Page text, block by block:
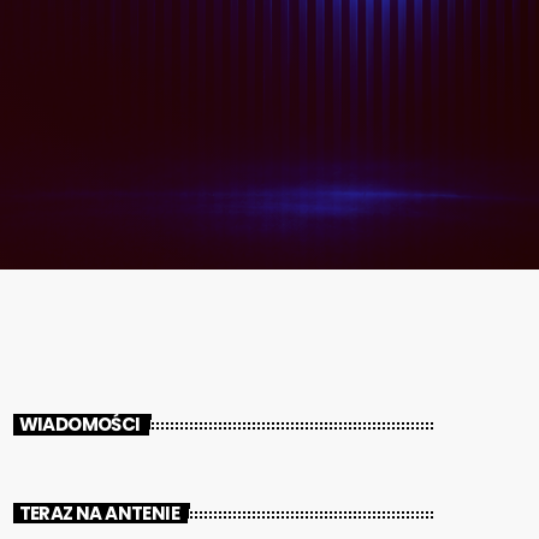
WIADOMOŚCI
TERAZ NA ANTENIE